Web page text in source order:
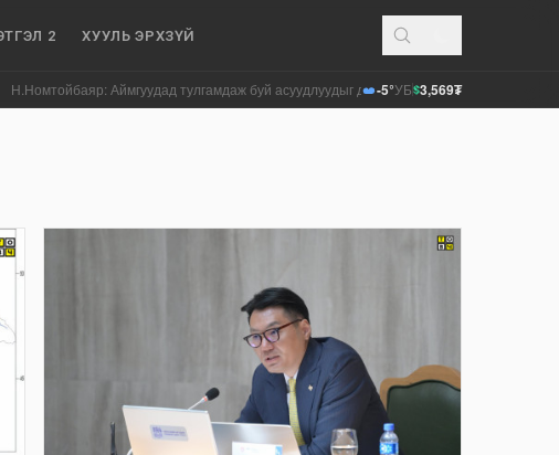
2 ХУУЛЬ ЭРХЗҮЙ
Аймгуудад тулгамдаж буй асуудлуудыг долоо хоног бүр Засгийн газрын
-5°УБ$3,569₮